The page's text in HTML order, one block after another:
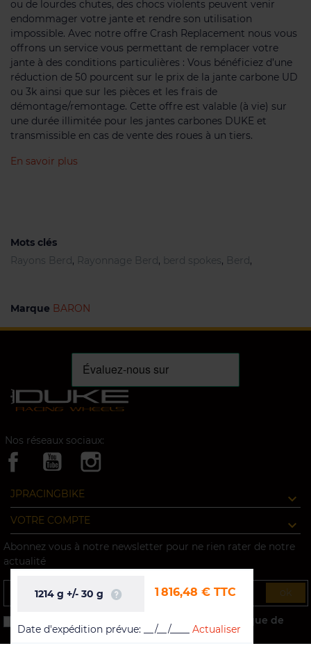
1214 g +/- 30 g 1 816,48 € TTC
Date d'expédition prévue: __/__/____ Actualiser
ou de lourdes chutes, des chocs violents peuvent venir
endommager votre jante et rendre son utilisation
impossible. Avec notre offre Crash Replacement nous vous
offrons un service vous permettant de remplacer votre
jante à des conditions particulières : Vous bénéficiez d’une
réduction de 50 pourcent sur le prix de la jante carbone UD
ou 3k ainsi que sur les pièces et les frais de
démontage/remontage. Cette offre est valable (à vie) sur
une durée illimitée pour les jantes carbones DUKE et
transmissible en cas de vente des roues à un tiers.
En savoir plus
Mots clés
Rayons Berd , Rayonnage Berd , berd spokes, Berd ,
Marque BARON
Nos réseaux sociaux:
JPRACINGBIKE
VOTRE COMPTE
Abonnez vous à notre newsletter pour ne rien rater de notre
actualité
ok
J'accepte les conditions générales et la politique de
confidentialité